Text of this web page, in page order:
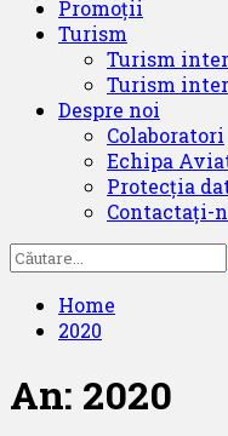
Promoții
Turism
Turism
Turism
Despre noi
Colaboratori
Echipa
Protecția
Contactați-
Caută
după:
Home
2020
An: 2020